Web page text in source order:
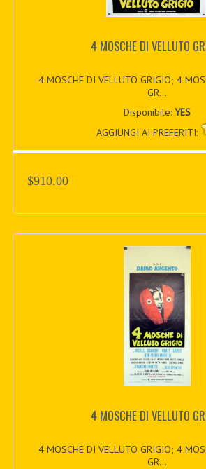
4 MOSCHE DI VELLUTO
4 MOSCHE DI VELLUTO GRIGIO; 4
GR...
Disponibile: YES
AGGIUNGI AI PREFERITI:
$910.00
4 MOSCHE DI VELLUTO
4 MOSCHE DI VELLUTO GRIGIO; 4
GR...